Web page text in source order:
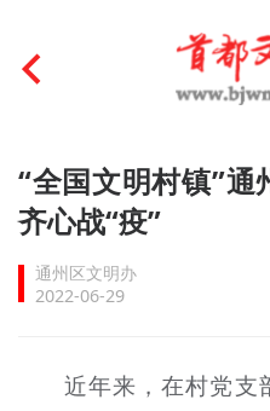
首页
文明创建
文明实践
未成年人思想道德建设
“全国文明村镇”
齐心战“疫”
通州区文明办
2022-06-29
近年来，在村党支